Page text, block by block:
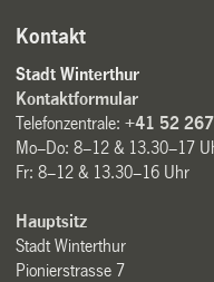
Kontakt
Stadt Winterthur
Kontaktformular
Telefonzentrale:+41 52
Mo–Do: 8–12 & 13.30–17
Fr: 8–12 & 13.30–16 Uhr
Hauptsitz
Stadt Winterthur
Pionierstrasse 7